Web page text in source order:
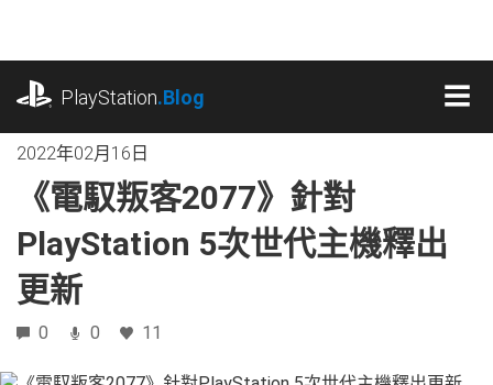
內
PlayStation.Blog
2022年02月16日
《電馭叛客2077》針對
PlayStation 5次世代主機釋出
更新
0 0 11